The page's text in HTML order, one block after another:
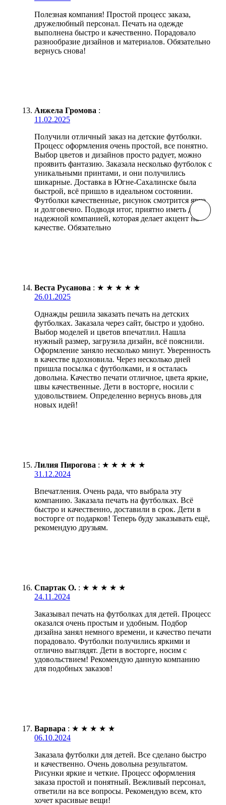
Полезная компания! Простой процесс заказа,
дружелюбный персонал. Печать на одежде
выполнена быстро и качественно. Порадовало
разнообразие дизайнов и материалов. Обязательно
вернусь снова!
Анжела Громова :
11.02.2025
Получили отличный заказ на детские футболки.
Процесс оформления очень простой, все понятно.
Выбор цветов и дизайнов просто радует, можно
проявить фантазию. Заказала несколько футболок с
уникальными принтами, и они получились
шикарные. Доставка в Югне-Сахалинске была
быстрой, всё пришло в идеальном состоянии.
Футболки качественные, рисунок смотрится ярко
и долговечно. Подводя итог, приятно иметь дело с
надежной компанией, которая делает акцент на
качестве. Обязательно
Веста Русанова : ★ ★ ★ ★ ★
26.01.2025
Однажды решила заказать печать на детских
футболках. Заказала через сайт, быстро и удобно.
Выбор моделей и цветов впечатлил. Нашла
нужный размер, загрузила дизайн, всё пояснили.
Оформление заняло несколько минут. Уверенность
в качестве вдохновила. Через несколько дней
пришла посылка с футболками, и я осталась
довольна. Качество печати отличное, цвета яркие,
швы качественные. Дети в восторге, носили с
удовольствием. Определенно вернусь вновь для
новых идей!
Лилия Пирогова : ★ ★ ★ ★ ★
31.12.2024
Впечатления. Очень рада, что выбрала эту
компанию. Заказала печать на футболках. Всё
быстро и качественно, доставили в срок. Дети в
восторге от подарков! Теперь буду заказывать ещё,
рекомендую друзьям.
Спартак О. : ★ ★ ★ ★ ★
24.11.2024
Заказывал печать на футболках для детей. Процесс
оказался очень простым и удобным. Подбор
дизайна занял немного времени, и качество печати
порадовало. Футболки получились яркими и
отлично выглядят. Дети в восторге, носим с
удовольствием! Рекомендую данную компанию
для подобных заказов!
Варвара : ★ ★ ★ ★ ★
06.10.2024
Заказала футболки для детей. Все сделано быстро
и качественно. Очень довольна результатом.
Рисунки яркие и четкие. Процесс оформления
заказа простой и понятный. Вежливый персонал,
ответили на все вопросы. Рекомендую всем, кто
хочет красивые вещи!